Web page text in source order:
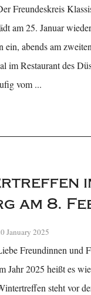
Freundeskreis
am 25. Januar
ein, abends am
im Restaurant des
vom ...
am 8.
January 2025
Freundinnen und
Jahr 2025 heißt es
steht vor